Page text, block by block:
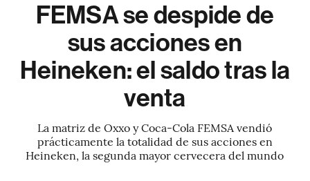
FEMSA se despide de
sus acciones en
Heineken: el saldo tras la
venta
La matriz de Oxxo y Coca-Cola FEMSA vendió
prácticamente la totalidad de sus acciones en
Heineken, la segunda mayor cervecera del mundo